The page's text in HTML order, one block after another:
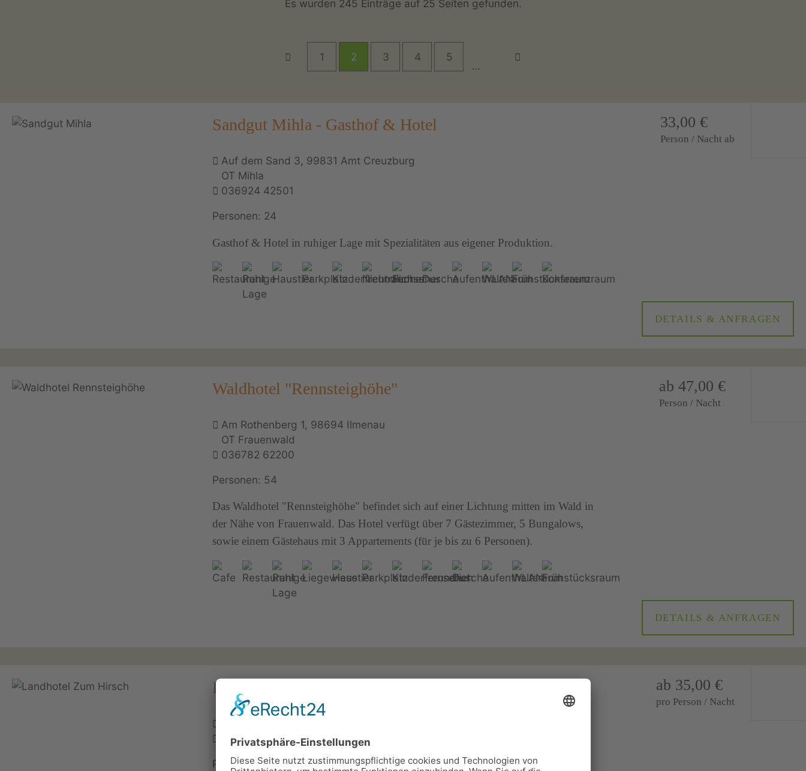
Es wurden 245 Einträge auf 25 Seiten gefunden.
1 2 3 4 5
…
Sandgut Mihla - Gasthof & Hotel
Auf dem Sand 3, 99831 Amt Creuzburg
OT Mihla
036924 42501
Personen: 24
Gasthof & Hotel in ruhiger Lage mit Spezialitäten aus eigener Produktion.
33,00 €
Person / Nacht ab
DETAILS & ANFRAGEN
Waldhotel "Rennsteighöhe"
Am Rothenberg 1, 98694 Ilmenau
OT Frauenwald
036782 62200
Personen: 54
Das Waldhotel "Rennsteighöhe" befindet sich auf einer Lichtung mitten im Wald in
der Nähe von Frauenwald. Das Hotel verfügt über 7 Gästezimmer, 5 Bungalows,
sowie einem Gästehaus mit 3 Appartements (für je bis zu 6 Personen).
ab 47,00 €
Person / Nacht
DETAILS & ANFRAGEN
Landhotel "Zum Hirsch"
036730 22408
Personen: 35
ab 35,00 €
pro Person / Nacht